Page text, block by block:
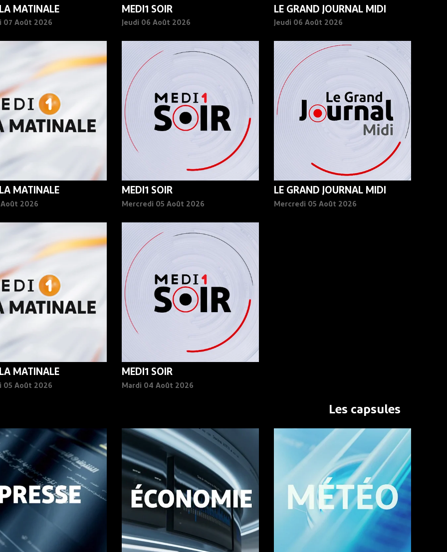
MATINALE
07 Août 2026
MEDI1 SOIR
Jeudi 06 Août 2026
LE GRAND JOURNAL MIDI
Jeudi 06 Août 2026
MATINALE
2026
MEDI1 SOIR
Mercredi 05 Août 2026
LE GRAND JOURNAL MIDI
Mercredi 05 Août 2026
MATINALE
05 Août 2026
MEDI1 SOIR
Mardi 04 Août 2026
Les capsules